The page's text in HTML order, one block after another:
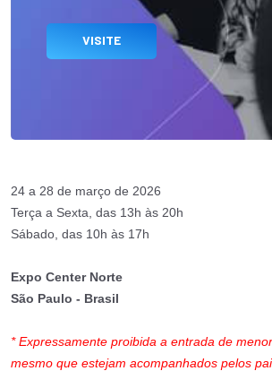
VISITE
24 a 28 de março de 2026
Terça a Sexta, das 13h às 20h
Sábado, das 10h às 17h
Expo Center Norte
São Paulo - Brasil
* Expressamente proibida a entrada de
mesmo que estejam acompanhados pelos